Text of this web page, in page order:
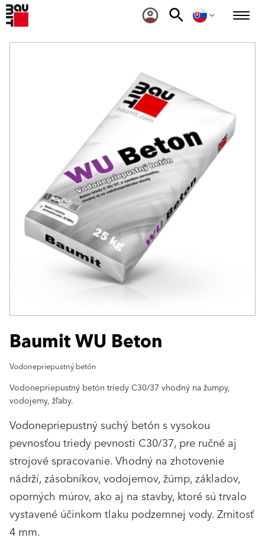
Baumit WU Beton
Vodonepriepustný betón
Vodonepriepustný betón triedy C30/37 vhodný na žumpy,
vodojemy, žľaby.
Vodonepriepustný suchý betón s vysokou
pevnosťou triedy pevnosti C30/37, pre ručné aj
strojové spracovanie. Vhodný na zhotovenie
nádrží, zásobníkov, vodojemov, žúmp, základov,
oporných múrov, ako aj na stavby, ktoré sú trvalo
vystavené účinkom tlaku podzemnej vody. Zrnitosť
4 mm.